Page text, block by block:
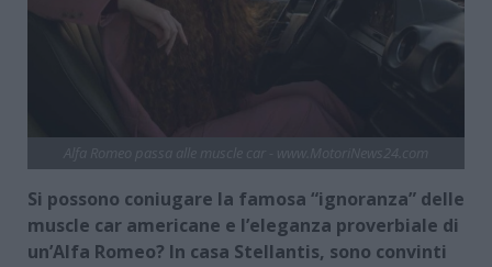
Si possono coniugare la famosa “ignoranza” delle
muscle car americane e l’eleganza proverbiale di
un’Alfa Romeo? In casa Stellantis, sono convinti